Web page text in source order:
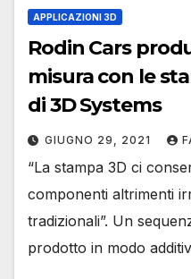
APPLICAZIONI 3D
Rodin Cars
misura con le
di 3D Systems
GIUGNO 29, 2021
“La stampa 3D ci
componenti altrimenti
tradizionali”. Un
prodotto in modo